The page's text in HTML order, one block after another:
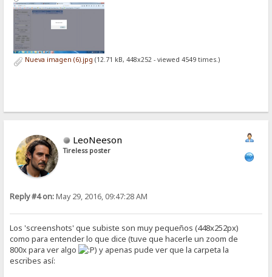
Nueva imagen (6).jpg (12.71 kB, 448x252 - viewed 4549 times.)
LeoNeeson
Tireless poster
Reply #4 on:May 29, 2016, 09:47:28 AM
Los 'screenshots' que subiste son muy pequeños (448x252px)
como para entender lo que dice (tuve que hacerle un zoom de
800x para ver algo
) y apenas pude ver que la carpeta la
escribes así: